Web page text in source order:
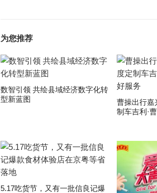
为您推荐
数智引领 共绘县域经济数字化转
型新蓝图
曹操出行嘉
制车吉利·
5.17吃货节，又有一批信良记爆